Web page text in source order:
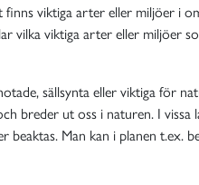
viktiga arter eller miljöer i
vilka viktiga arter eller miljöer
sällsynta eller viktiga för
breder ut oss i naturen. I
beaktas. Man kan i planen t.ex.